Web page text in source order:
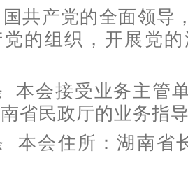
国共产党的全面领导
党的组织，开展党
本会接受业务主管
省民政厅的业务指
本会住所：湖南省